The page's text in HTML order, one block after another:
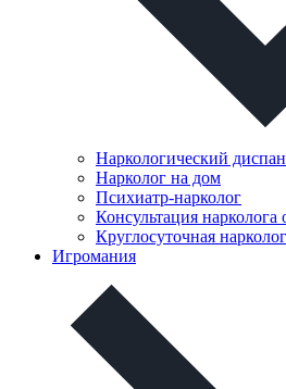
Наркологический
Нарколог на дом
Психиатр-нарколог
Консультация нарколога
Круглосуточная
Игромания